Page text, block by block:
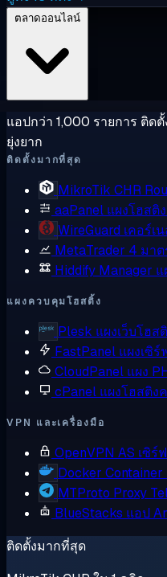
แอปกว่า 1,000 รายการ ติด
ยุ่งยาก
ติดตั้งมากที่สุด
MikroTik CHR
aaPanel แผงโฮสติ
WireGuard เคอร์เ
MetaTrader 4 มาต
Hiddify Manager แ
แผงควบคุมโฮสติ้ง
Plesk แผงเว็บโฮส
FastPanel แผงเซิร์
CloudPanel แผง
cPanel แผงโฮสติง
VPN และเครื่องมือ
OpenVPN AS เซิร์
Docker
MTProto Proxy
BlueStacks แอป
ติดตั้งมากที่สุด